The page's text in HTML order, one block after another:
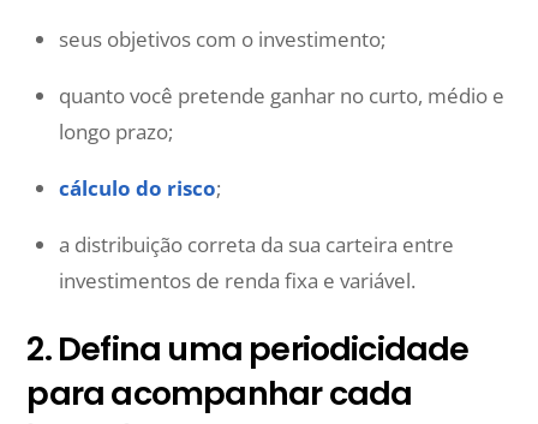
seus objetivos com o investimento;
quanto você pretende ganhar no curto, médio e
longo prazo;
cálculo do risco;
a distribuição correta da sua carteira entre
investimentos de renda fixa e variável.
2. Defina uma periodicidade
para acompanhar cada